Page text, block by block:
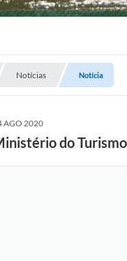
Notícias Notícia
AGO 2020
do